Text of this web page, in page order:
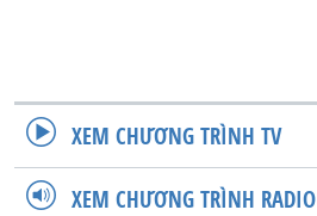
XEM CHƯƠNG TRÌNH TV
XEM CHƯƠNG TRÌNH RADIO